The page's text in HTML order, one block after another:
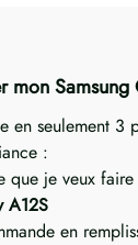
mon
en seulement 3
:
que je veux
A12S
en